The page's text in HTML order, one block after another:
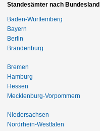
Standesämter nach Bundesland
Baden-Württemberg
Bayern
Berlin
Brandenburg
Bremen
Hamburg
Hessen
Mecklenburg-Vorpommern
Niedersachsen
Nordrhein-Westfalen